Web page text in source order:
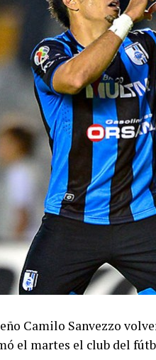
Camilo Sanvezzo
el martes el club del